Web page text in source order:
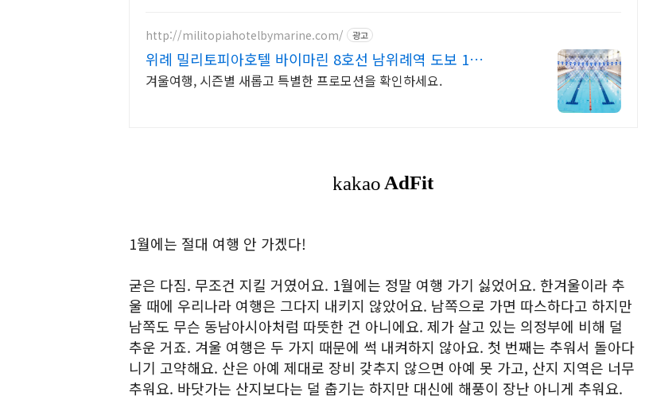
http://militopiahotelbymarine.com/ 광고
위례 밀리토피아호텔 바이마린 8호선 남위례역 도보 10
분
겨울여행, 시즌별 새롭고 특별한 프로모션을 확인하세요.
1월에는 절대 여행 안 가겠다!
굳은 다짐. 무조건 지킬 거였어요. 1월에는 정말 여행 가기 싫었어요. 한겨울이라 추
울 때에 우리나라 여행은 그다지 내키지 않았어요. 남쪽으로 가면 따스하다고 하지만
남쪽도 무슨 동남아시아처럼 따뜻한 건 아니에요. 제가 살고 있는 의정부에 비해 덜
추운 거죠. 겨울 여행은 두 가지 때문에 썩 내켜하지 않아요. 첫 번째는 추워서 돌아다
니기 고약해요. 산은 아예 제대로 장비 갖추지 않으면 아예 못 가고, 산지 지역은 너무
추워요. 바닷가는 산지보다는 덜 춥기는 하지만 대신에 해풍이 장난 아니게 추워요.